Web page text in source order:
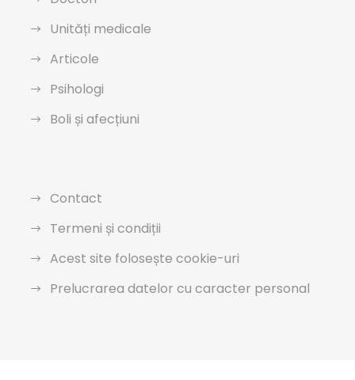
Unități medicale
Articole
Psihologi
Boli și afecțiuni
Contact
Termeni și condiții
Acest site folosește cookie-uri
Prelucrarea datelor cu caracter personal